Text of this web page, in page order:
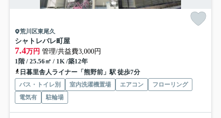
荒川区東尾久
シャトレバレ町屋
7.4万円 管理/共益費3,000円
1階 / 25.56㎡ / 1K /築12年
日暮里舎人ライナー「熊野前」駅 徒歩7分
バス・トイレ別 室内洗濯機置場 エアコン
フローリング
電気有
駐輪場